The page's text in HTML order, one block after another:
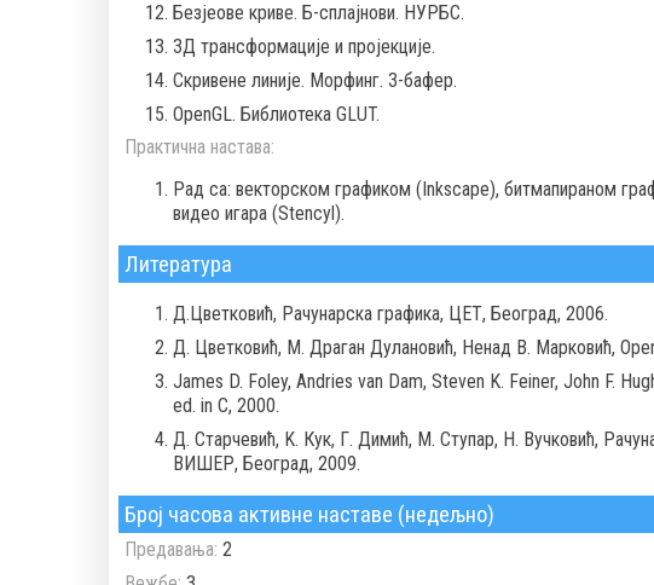
Безјеове криве. Б-сплајнови. НУРБС.
3Д трансформације и пројекције.
Скривене линије. Морфинг. З-бафер.
OpenGL. Библиотека GLUT.
Практична настава:
Рад са: векторском графиком (Inkscape), битмапираном
видео игара (Stencyl).
Литература
Д.Цветковић, Рачунарска графика, ЦЕТ, Београд, 2006.
Д. Цветковић, М. Драган Дулановић, Ненад В. Марковић,
James D. Foley, Andries van Dam, Steven K. Feiner, John F.
ed. in C, 2000.
Д. Старчевић, K. Кук, Г. Димић, М. Ступар, Н. Вучковић,
ВИШЕР, Београд, 2009.
Број часова активне наставе (недељно)
Предавања: 2